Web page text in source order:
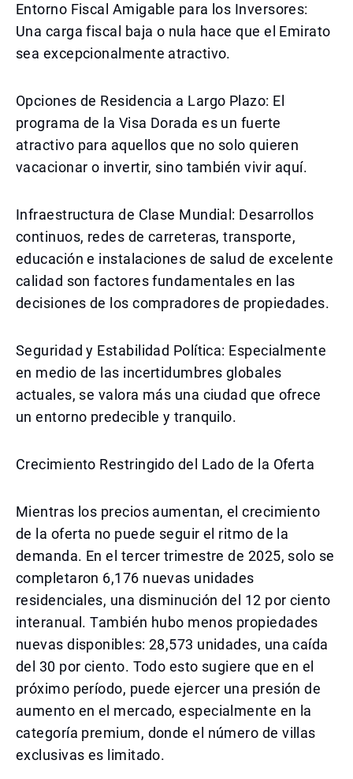
Entorno Fiscal Amigable para los Inversores:
Una carga fiscal baja o nula hace que el Emirato
sea excepcionalmente atractivo.
Opciones de Residencia a Largo Plazo: El
programa de la Visa Dorada es un fuerte
atractivo para aquellos que no solo quieren
vacacionar o invertir, sino también vivir aquí.
Infraestructura de Clase Mundial: Desarrollos
continuos, redes de carreteras, transporte,
educación e instalaciones de salud de excelente
calidad son factores fundamentales en las
decisiones de los compradores de propiedades.
Seguridad y Estabilidad Política: Especialmente
en medio de las incertidumbres globales
actuales, se valora más una ciudad que ofrece
un entorno predecible y tranquilo.
Crecimiento Restringido del Lado de la Oferta
Mientras los precios aumentan, el crecimiento
de la oferta no puede seguir el ritmo de la
demanda. En el tercer trimestre de 2025, solo se
completaron 6,176 nuevas unidades
residenciales, una disminución del 12 por ciento
interanual. También hubo menos propiedades
nuevas disponibles: 28,573 unidades, una caída
del 30 por ciento. Todo esto sugiere que en el
próximo período, puede ejercer una presión de
aumento en el mercado, especialmente en la
categoría premium, donde el número de villas
exclusivas es limitado.